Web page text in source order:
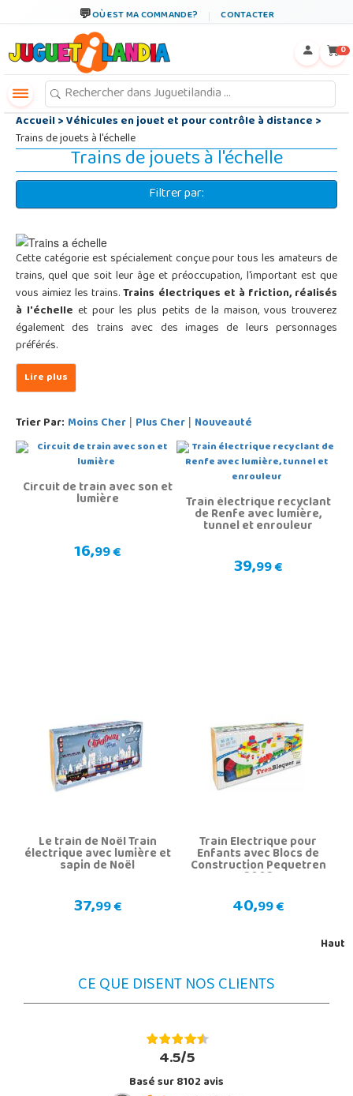
OÙ EST MA COMMANDE? CONTACTER
0
Accueil>Véhicules en jouet et pour contrôle à distance>
Trains de jouets à l'échelle
Trains de jouets à l'échelle
Filtrer par:
Cette catégorie est spécialement conçue pour tous les amateurs de
trains, quel que soit leur âge et préoccupation, l'important est que
vous aimiez les trains.Trains électriques et à friction, réalisés
à l'échelle et pour les plus petits de la maison, vous trouverez
également des trains avec des images de leurs personnages
préférés.
Trier Par: Moins Cher | Plus Cher | Nouveauté
Circuit de train avec son et
lumière
16,99 €
Train électrique recyclant
de Renfe avec lumière,
tunnel et enrouleur
39,99 €
Le train de Noël Train
électrique avec lumière et
sapin de Noël
37,99 €
Train Électrique pour
Enfants avec Blocs de
Construction Pequetren
2002
40,99 €
Haut
CE QUE DISENT NOS CLIENTS
4.5/5
Basé sur 8102 avis